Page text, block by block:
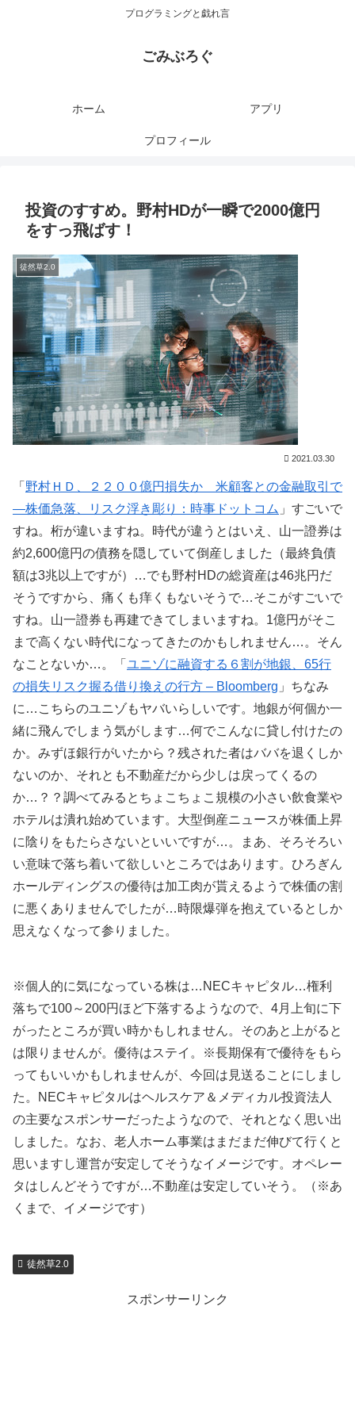
プログラミングと戯れ言
ごみぶろぐ
ホーム アプリ
プロフィール
投資のすすめ。野村HDが一瞬で2000億円
をすっ飛ばす！
徒然草2.0
2021.03.30
「 野村ＨＤ、２２００億円損失か 米顧客との金融取引で
―株価急落、リスク浮き彫り：時事ドットコム 」すごいで
すね。桁が違いますね。時代が違うとはいえ、山一證券は
約2,600億円の債務を隠していて倒産しました（最終負債
額は3兆以上ですが）…でも野村HDの総資産は46兆円だ
そうですから、痛くも痒くもないそうで…そこがすごいで
すね。山一證券も再建できてしまいますね。1億円がそこ
まで高くない時代になってきたのかもしれません…。そん
なことないか…。「 ユニゾに融資する６割が地銀、65行
の損失リスク握る借り換えの行方 – Bloomberg 」ちなみ
に…こちらのユニゾもヤバいらしいです。地銀が何個か一
緒に飛んでしまう気がします…何でこんなに貸し付けたの
か。みずほ銀行がいたから？残された者はババを退くしか
ないのか、それとも不動産だから少しは戻ってくるの
か…？？調べてみるとちょこちょこ規模の小さい飲食業や
ホテルは潰れ始めています。大型倒産ニュースが株価上昇
に陰りをもたらさないといいですが…。まあ、そろそろい
い意味で落ち着いて欲しいところではあります。ひろぎん
ホールディングスの優待は加工肉が貰えるようで株価の割
に悪くありませんでしたが…時限爆弾を抱えているとしか
思えなくなって参りました。
※個人的に気になっている株は…NECキャピタル…権利
落ちで100～200円ほど下落するようなので、4月上旬に下
がったところが買い時かもしれません。そのあと上がると
は限りませんが。優待はステイ。※長期保有で優待をもら
ってもいいかもしれませんが、今回は見送ることにしまし
た。NECキャピタルはヘルスケア＆メディカル投資法人
の主要なスポンサーだったようなので、それとなく思い出
しました。なお、老人ホーム事業はまだまだ伸びて行くと
思いますし運営が安定してそうなイメージです。オペレー
タはしんどそうですが…不動産は安定していそう。（※あ
くまで、イメージです）
徒然草2.0
スポンサーリンク